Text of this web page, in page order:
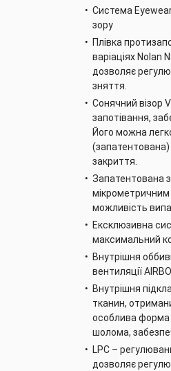
Система
зору
Плівка
варіаціях Nolan
дозволяє
зняття.
Сонячний візор
запотівання,
Його можна
закриття.
Запатентована
можливість
Ексклюзивна
максимальний
Внутрішня
вентиляції
Внутрішня
тканин,
особлива форма
шолома,
LPC –
дозволяє